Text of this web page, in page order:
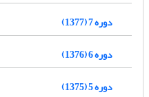
دوره 7 (1377)
دوره 6 (1376)
دوره 5 (1375)